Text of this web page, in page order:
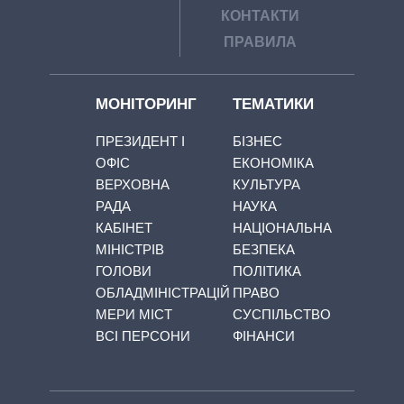
КОНТАКТИ
ПРАВИЛА
МОНІТОРИНГ
ПРЕЗИДЕНТ І
ОФІС
ВЕРХОВНА
РАДА
КАБІНЕТ
МІНІСТРІВ
ГОЛОВИ
ОБЛАДМІНІСТРАЦІЙ
МЕРИ МІСТ
ВСІ ПЕРСОНИ
ТЕМАТИКИ
БІЗНЕС
ЕКОНОМІКА
КУЛЬТУРА
НАУКА
НАЦІОНАЛЬНА
БЕЗПЕКА
ПОЛІТИКА
ПРАВО
СУСПІЛЬСТВО
ФІНАНСИ